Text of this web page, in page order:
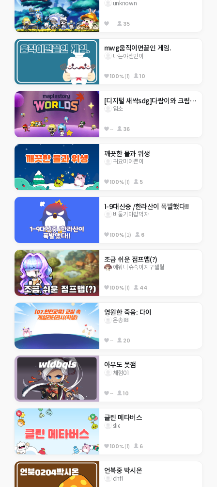
unknown
-- 35
mwg움직이면끝인 게임.
나는야잼민이
100%(1) 10
[디지털 새싹sdg]다람이와 크림이월드
염소
-- 36
깨끗한 물과 위생
귀요미예쁜이
100%(1) 5
1-9대신중 /한라산이 폭발했다!!
비둘기야밥먹자
100%(2) 6
조금 쉬운 점프맵(?)
에워니슈슉이지구젤릴
100%(1) 44
영원한 죽음: 다이
은송18
-- 20
아무도 못깸
체험01
-- 10
클린 메타버스
slie
100%(1) 6
언북중 박시온
dhfl